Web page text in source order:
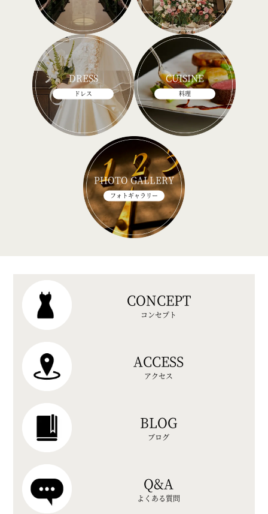
DRESS
ドレス
CUISINE
料理
PHOTO GALLERY
フォトギャラリー
CONCEPT
コンセプト
ACCESS
アクセス
BLOG
ブログ
Q&A
よくある質問